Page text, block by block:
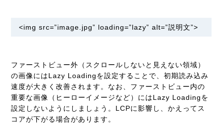
<img src=”image.jpg” loading=”lazy” alt=”説明文”>
ファーストビュー外（スクロールしないと見えない領域）
の画像にはLazy Loadingを設定することで、初期読み込み
速度が大きく改善されます。なお、ファーストビュー内の
重要な画像（ヒーローイメージなど）にはLazy Loadingを
設定しないようにしましょう。LCPに影響し、かえってス
コアが下がる場合があります。